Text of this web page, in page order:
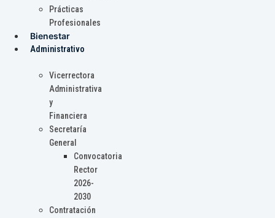
Prácticas
Profesionales
Bienestar
Administrativo
Vicerrectora
Administrativa
y
Financiera
Secretaría
General
Convocatoria
Rector
2026-
2030
Contratación